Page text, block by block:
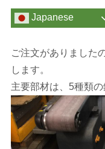
Japanese
ご注文がありました
します。
主要部材は、5種類の